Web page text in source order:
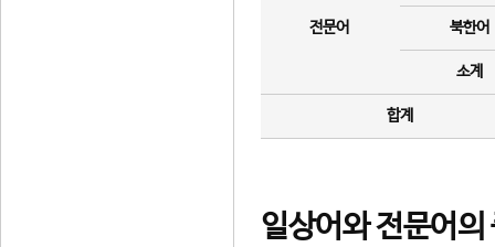
전문어 북한어
소계
합계
일상어와 전문어의